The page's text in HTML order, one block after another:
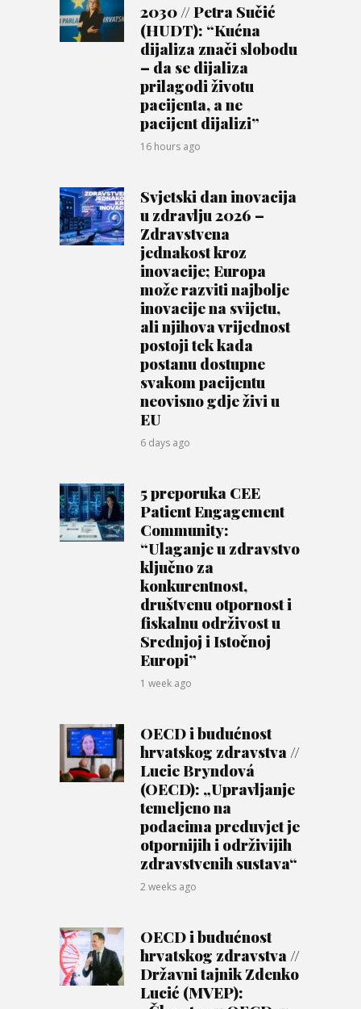
2030 // Petra Sučić
(HUDT): “Kućna
dijaliza znači slobodu
– da se dijaliza
prilagodi životu
pacijenta, a ne
pacijent dijalizi”
16 hours ago
Svjetski dan inovacija
u zdravlju 2026 –
Zdravstvena
jednakost kroz
inovacije; Europa
može razviti najbolje
inovacije na svijetu,
ali njihova vrijednost
postoji tek kada
postanu dostupne
svakom pacijentu
neovisno gdje živi u
EU
6 days ago
5 preporuka CEE
Patient Engagement
Community:
“Ulaganje u zdravstvo
ključno za
konkurentnost,
društvenu otpornost i
fiskalnu održivost u
Srednjoj i Istočnoj
Europi”
1 week ago
OECD i budućnost
hrvatskog zdravstva //
Lucie Bryndová
(OECD): „Upravljanje
temeljeno na
podacima preduvjet je
otpornijih i održivijih
zdravstvenih sustava“
2 weeks ago
OECD i budućnost
hrvatskog zdravstva //
Državni tajnik Zdenko
Lucić (MVEP):